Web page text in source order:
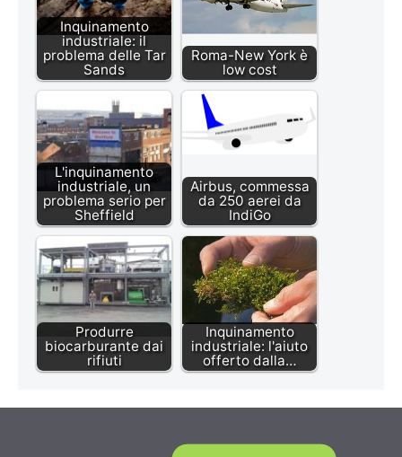
Inquinamento
industriale: il
problema delle Tar
Sands
Roma-New York è
low cost
L'inquinamento
industriale, un
problema serio per
Sheffield
Airbus, commessa
da 250 aerei da
IndiGo
Produrre
biocarburante dai
rifiuti
Inquinamento
industriale: l'aiuto
offerto dalla…